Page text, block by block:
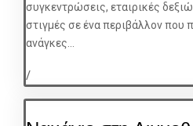
συγκεντρώσεις, εταιρικές
στιγμές σε ένα περιβάλλον που
ανάγκες...